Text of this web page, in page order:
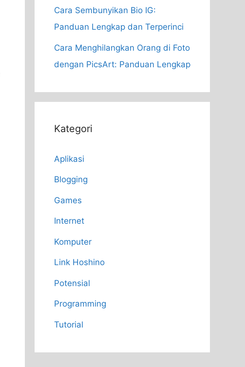
Cara Sembunyikan Bio IG:
Panduan Lengkap dan Terperinci
Cara Menghilangkan Orang di Foto
dengan PicsArt: Panduan Lengkap
Kategori
Aplikasi
Blogging
Games
Internet
Komputer
Link Hoshino
Potensial
Programming
Tutorial